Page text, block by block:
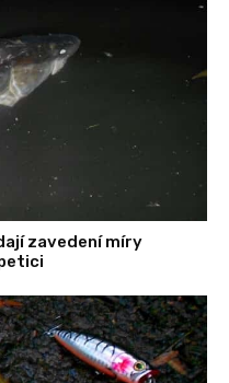
zavedení míry